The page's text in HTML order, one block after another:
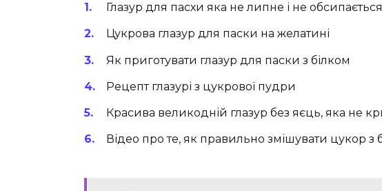
Глазур для пасхи яка не липне і не
Цукрова глазур для паски на желатині
Як приготувати глазур для паски з білком
Рецепт глазурі з цукрової пудри
Красива великодній глазур без яєць, яка не
Відео про те, як правильно змішувати цукор з